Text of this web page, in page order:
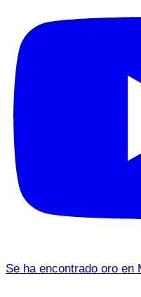
Se ha encontrado oro